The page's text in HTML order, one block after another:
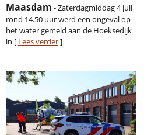
Maasdam - Zaterdagmiddag 4 juli
rond 14.50 uur werd een ongeval op
het water gemeld aan de Hoeksedijk
in [ Lees verder]